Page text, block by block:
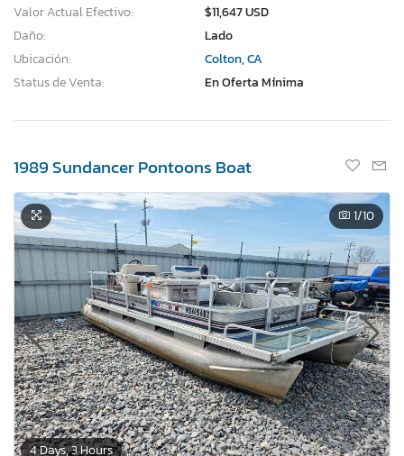
Valor Actual Efectivo:
$11,647 USD
Daño:
Lado
Ubicación:
Colton, CA
Status de Venta:
En Oferta Mínima
1989 Sundancer Pontoons Boat
4 Days, 3 Hours
1/10